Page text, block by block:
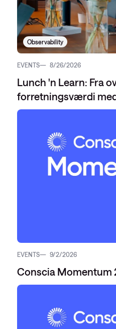
Observability
EVENTS 8/26/2026
Lunch 'n Learn: Fra
forretningsværdi
EVENTS 9/2/2026
Conscia Momentum